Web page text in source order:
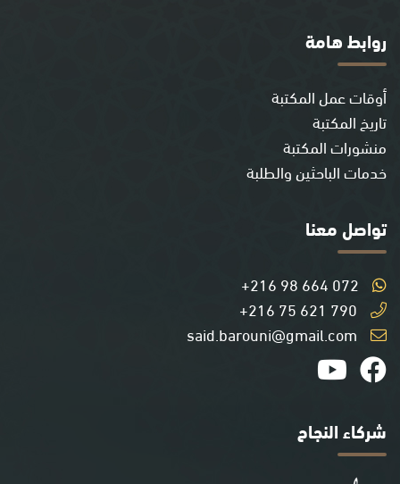
روابط هامة
أوقات عمل المكتبة
تاريخ المكتبة
منشورات المكتبة
خدمات الباحثين والطلبة
تواصل معنا
+216 98 664 072
+216 75 621 790
said.barouni@gmail.com
شركاء النجاح